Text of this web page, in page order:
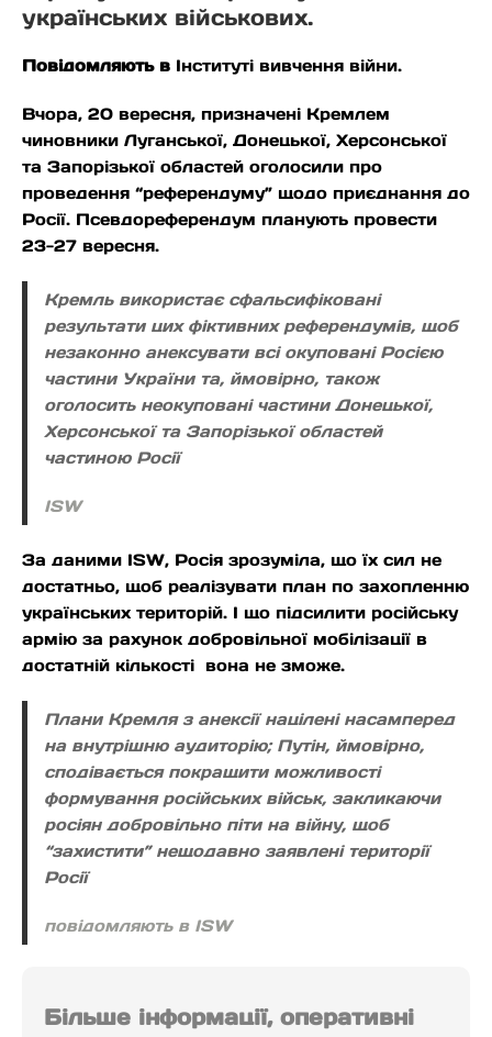
українських військових.
Повідомляють в Інституті вивчення війни.
Вчора, 20 вересня, призначені Кремлем
чиновники Луганської, Донецької, Херсонської
та Запорізької областей оголосили про
проведення “референдуму” щодо приєднання до
Росії. Псевдореферендум планують провести
23-27 вересня.
Кремль використає сфальсифіковані
результати цих фіктивних референдумів, щоб
незаконно анексувати всі окуповані Росією
частини України та, ймовірно, також
оголосить неокуповані частини Донецької,
Херсонської та Запорізької областей
частиною Росії
ISW
За даними ISW, Росія зрозуміла, що їх сил не
достатньо, щоб реалізувати план по захопленню
українських територій. І що підсилити російську
армію за рахунок добровільної мобілізації в
достатній кількості вона не зможе.
Плани Кремля з анексії націлені насамперед
на внутрішню аудиторію; Путін, ймовірно,
сподівається покращити можливості
формування російських військ, закликаючи
росіян добровільно піти на війну, щоб
“захистити” нещодавно заявлені території
Росії
повідомляють в ISW
Більше інформації, оперативні